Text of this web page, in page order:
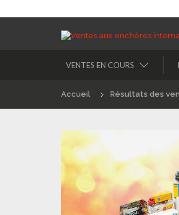
VENTES EN COURS
Accueil Résultats des